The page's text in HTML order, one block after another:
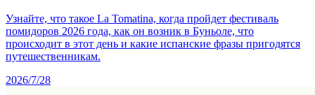
Узнайте, что такое La Tomatina, когда пройдет фестиваль
помидоров 2026 года, как он возник в Буньоле, что
происходит в этот день и какие испанские фразы пригодятся
путешественникам.
2026/7/28